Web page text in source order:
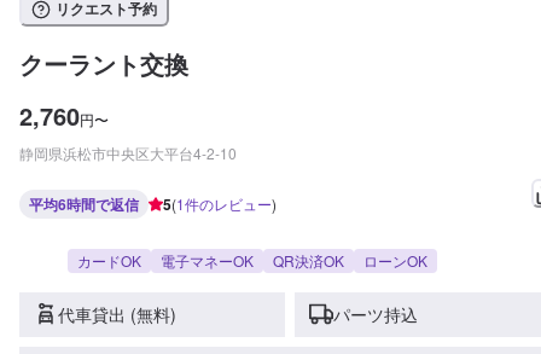
リクエスト予約
クーラント交換
2,760円〜
静岡県浜松市中央区大平台4-2-10
平均6時間で返信 5(1件のレビュー)
カードOK 電子マネーOK QR決済OK ローンOK
代車貸出 (無料) パーツ持込